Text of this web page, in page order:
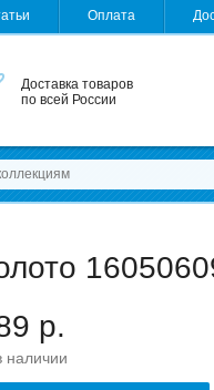
Оплата
Доставка товаров
по всей России
р.
наличии